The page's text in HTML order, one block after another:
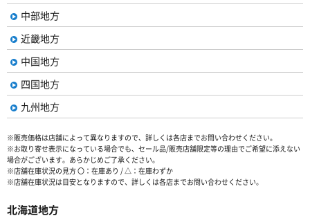
中部地方
近畿地方
中国地方
四国地方
九州地方
※販売価格は店舗によって異なりますので、詳しくは各店までお問い合わせください。
※お取り寄せ表示になっている場合でも、セール品/販売店舗限定等の理由でご希望に添えない
場合がございます。あらかじめご了承ください。
※店舗在庫状況の見方 〇：在庫あり / △：在庫わずか
※店舗在庫状況は目安となりますので、詳しくは各店までお問い合わせください。
北海道地方